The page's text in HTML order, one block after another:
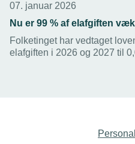
07. januar 2026
Nu er 99 % af elafgiften
Folketinget har vedtaget
elafgiften i 2026 og 2027 til